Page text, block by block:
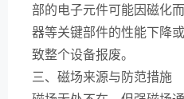
部的电子元件可能因磁化
器等关键部件的性能下降
致整个设备报废。
三、磁场来源与防范措施